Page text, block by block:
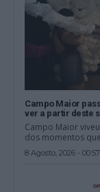
Campo Maior
ver a partir deste
Campo Maior
dos momentos
8 Agosto, 2026 - 00:57